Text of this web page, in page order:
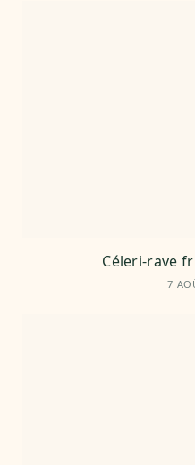
Céleri-rave
7